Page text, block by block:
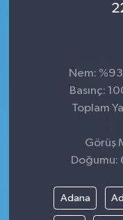
Nem:
Basınç:
Toplam
Görüş
Doğumu:
Adana